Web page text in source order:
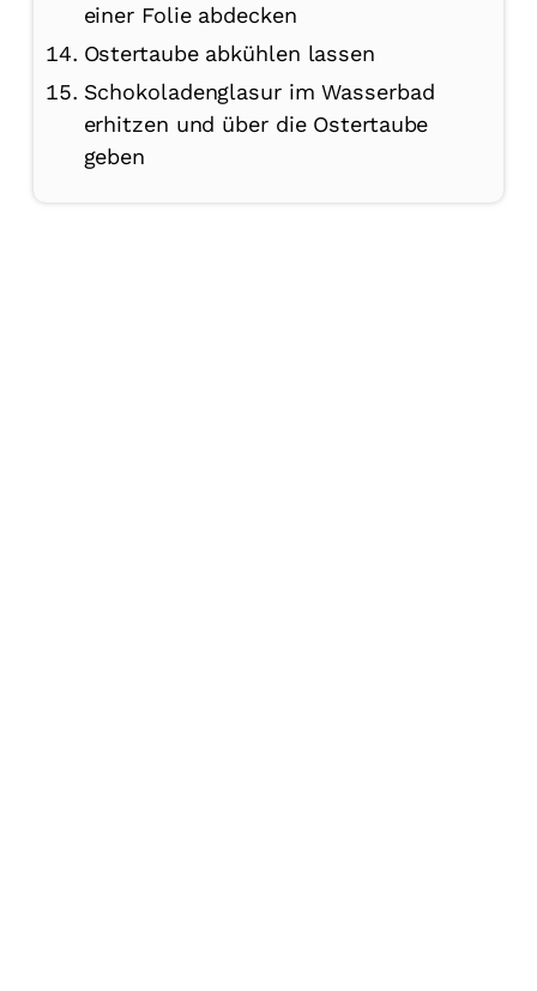
einer Folie abdecken
Ostertaube abkühlen lassen
Schokoladenglasur im Wasserbad
erhitzen und über die Ostertaube
geben